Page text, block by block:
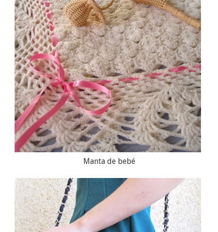
Manta de bebé